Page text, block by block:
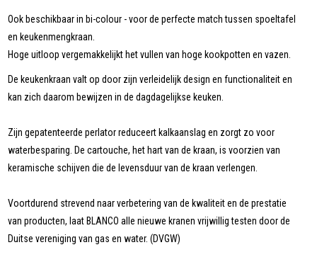
Ook beschikbaar in bi-colour - voor de perfecte match tussen spoeltafel
en keukenmengkraan.
Hoge uitloop vergemakkelijkt het vullen van hoge kookpotten en vazen.
De keukenkraan valt op door zijn verleidelijk design en functionaliteit en
kan zich daarom bewijzen in de dagdagelijkse keuken.
Zijn gepatenteerde perlator reduceert kalkaanslag en zorgt zo voor
waterbesparing. De cartouche, het hart van de kraan, is voorzien van
keramische schijven die de levensduur van de kraan verlengen.
Voortdurend strevend naar verbetering van de kwaliteit en de prestatie
van producten, laat BLANCO alle nieuwe kranen vrijwillig testen door de
Duitse vereniging van gas en water. (DVGW)